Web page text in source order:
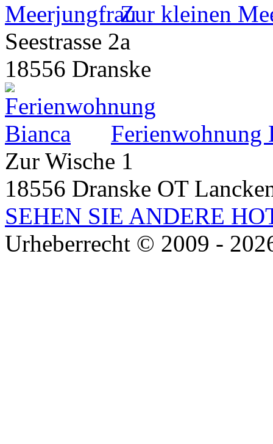
Zur kleinen
Seestrasse 2a
18556 Dranske
Ferienwohnung
Zur Wische 1
18556 Dranske OT
SEHEN SIE ANDERE
Urheberrecht © 2009 -